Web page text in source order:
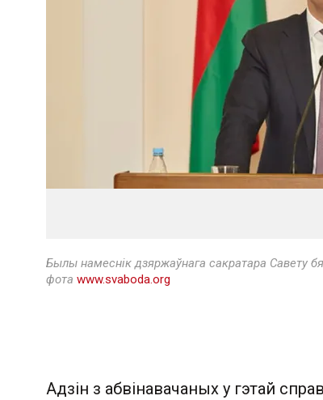
Былы намеснік дзяржаўнага сакратара Савету
фота www.svaboda.org
Адзін з абвінавачаных у гэтай